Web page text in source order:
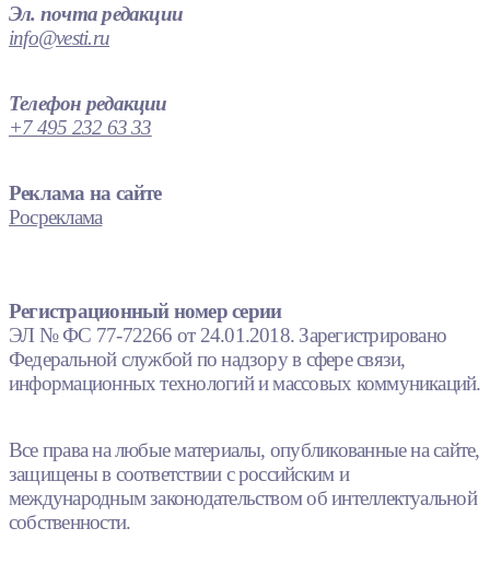
Эл. почта редакции
info@vesti.ru
Телефон редакции
+7 495 232 63 33
Реклама на сайте
Росреклама
Регистрационный номер серии
ЭЛ № ФС 77-72266 от 24.01.2018. Зарегистрировано
Федеральной службой по надзору в сфере связи,
информационных технологий и массовых коммуникаций.
Все права на любые материалы, опубликованные на сайте,
защищены в соответствии с российским и
международным законодательством об интеллектуальной
собственности.